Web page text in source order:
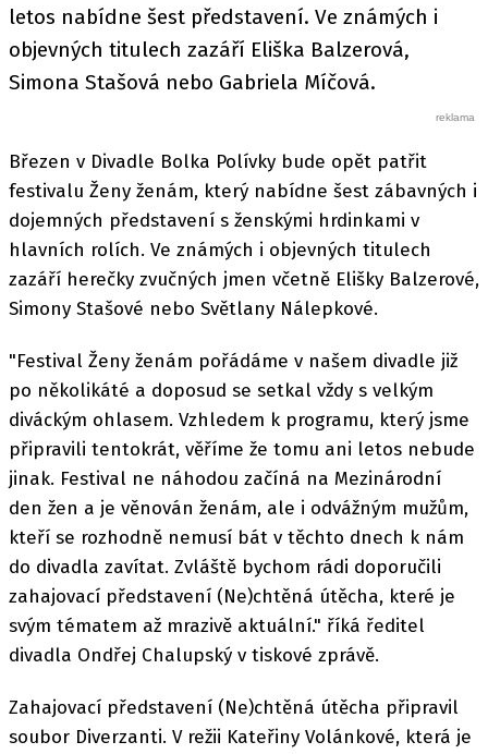
letos nabídne šest představení. Ve známých i
objevných titulech zazáří Eliška Balzerová,
Simona Stašová nebo Gabriela Míčová.
Březen v Divadle Bolka Polívky bude opět patřit
festivalu Ženy ženám, který nabídne šest zábavných i
dojemných představení s ženskými hrdinkami v
hlavních rolích. Ve známých i objevných titulech
zazáří herečky zvučných jmen včetně Elišky Balzerové,
Simony Stašové nebo Světlany Nálepkové.
"Festival Ženy ženám pořádáme v našem divadle již
po několikáté a doposud se setkal vždy s velkým
diváckým ohlasem. Vzhledem k programu, který jsme
připravili tentokrát, věříme že tomu ani letos nebude
jinak. Festival ne náhodou začíná na Mezinárodní
den žen a je věnován ženám, ale i odvážným mužům,
kteří se rozhodně nemusí bát v těchto dnech k nám
do divadla zavítat. Zvláště bychom rádi doporučili
zahajovací představení (Ne)chtěná útěcha, které je
svým tématem až mrazivě aktuální." říká ředitel
divadla Ondřej Chalupský v tiskové zprávě.
Zahajovací představení (Ne)chtěná útěcha připravil
soubor Diverzanti. V režii Kateřiny Volánkové, která je